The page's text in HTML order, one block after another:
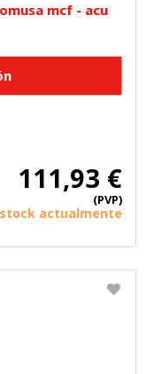
mcf - acu
111,93 €
(PVP)
stock actualmente